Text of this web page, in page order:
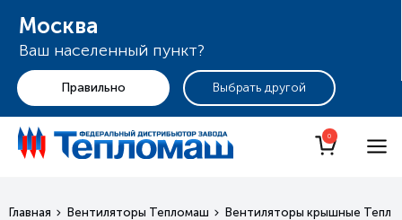
Москва
Ваш населенный пункт?
+7 (495) 255-19-29
0
Главная Вентиляторы Тепломаш Вентиляторы крышные